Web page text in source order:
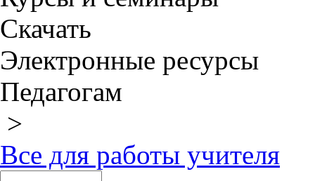
Скачать
Электронные ресурсы
Педагогам
>
Все для работы учителя